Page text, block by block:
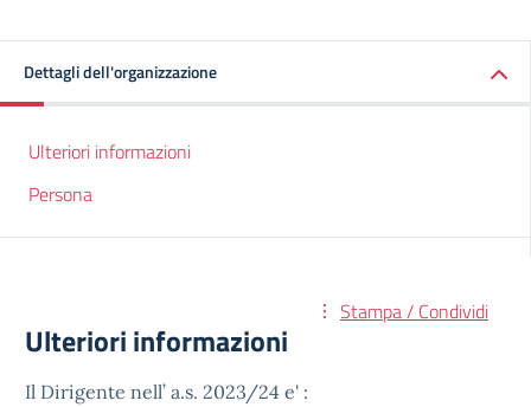
Dettagli dell'organizzazione
Ulteriori informazioni
Persona
Stampa / Condividi
Ulteriori informazioni
Il Dirigente nell’ a.s. 2023/24 e' :